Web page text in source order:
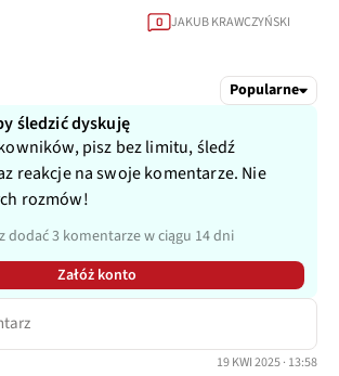
0 JAKUB KRAWCZYŃSKI
Popularne
śledzić dyskuję
pisz bez limitu, śledź
reakcje na swoje komentarze. Nie
rozmów!
dodać 3 komentarze w ciągu 14 dni
Załóż konto
19 KWI 2025 · 13:58